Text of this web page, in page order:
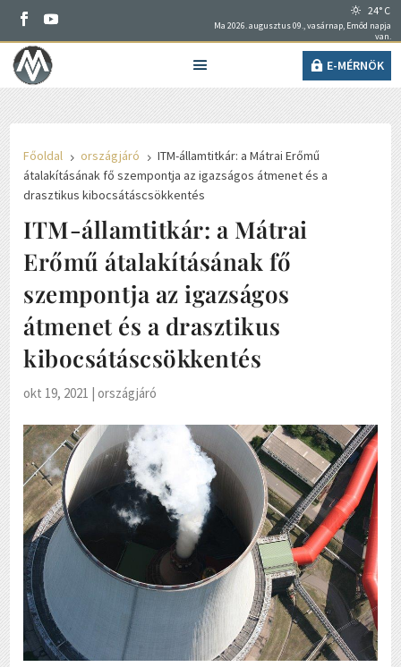
24° C
Ma 2026. augusztus 09., vasárnap, Emőd napja
van.
E-MÉRNÖK
Főoldal 5 országjáró 5 ITM-államtitkár: a Mátrai Erőmű
átalakításának fő szempontja az igazságos átmenet és a
drasztikus kibocsátáscsökkentés
ITM-államtitkár: a Mátrai
Erőmű átalakításának fő
szempontja az igazságos
átmenet és a drasztikus
kibocsátáscsökkentés
okt 19, 2021 |országjáró